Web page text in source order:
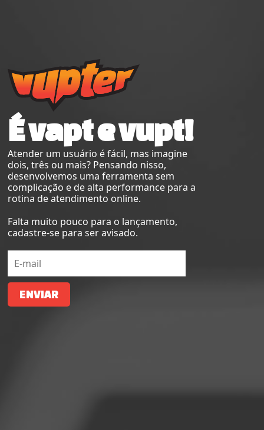
É vapt e vupt!
Atender um usuário é fácil, mas imagine
dois, três ou mais? Pensando nisso,
desenvolvemos uma ferramenta sem
complicação e de alta performance para a
rotina de atendimento online.
Falta muito pouco para o lançamento,
cadastre-se para ser avisado.
ENVIAR